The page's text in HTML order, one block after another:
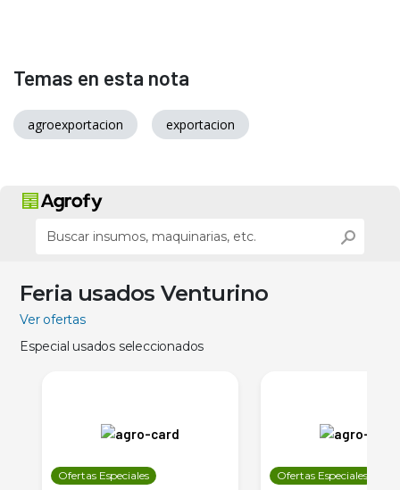
Temas en esta nota
agroexportacion exportacion
Feria usados Venturino
Ver ofertas
Especial usados seleccionados
Ofertas Especiales Ofertas Especiales